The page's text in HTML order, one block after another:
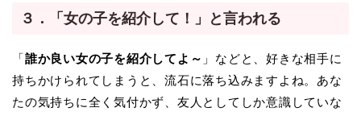
３．「女の子を紹介して！」と言われる
「誰か良い女の子を紹介してよ～ 」などと、好きな相手に
持ちかけられてしまうと、流石に落ち込みますよね。あな
たの気持ちに全く気付かず、友人としてしか意識していな